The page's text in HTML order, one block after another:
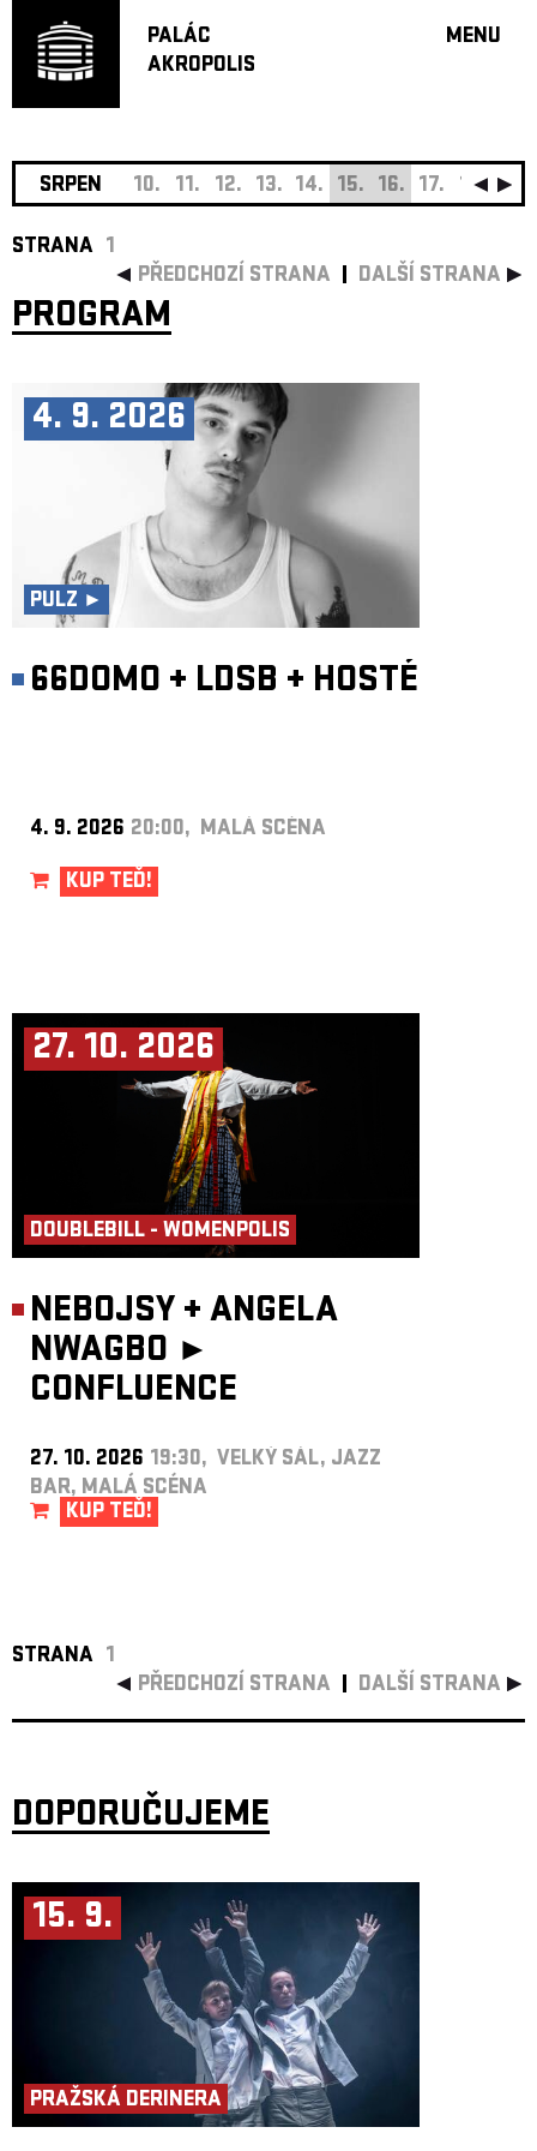
PALÁC
AKROPOLIS
MENU
JAZZ
HUDBA
SRPEN 10. 11. 12. 13. 14. 15. 16. 17. 18. 19.
STRANA 1
PŘEDCHOZÍ STRANA
DALŠÍ STRANA
PROGRAM
4. 9. 2026
PULZ ►
66DOMO + LDSB + HOSTÉ
4. 9. 2026 20:00, MALÁ SCÉNA
KUP TEĎ!
27. 10. 2026
DOUBLEBILL - WOMENPOLIS
NEBOJSY + ANGELA
NWAGBO ►
CONFLUENCE
27. 10. 2026 19:30, VELKÝ SÁL, JAZZ
BAR, MALÁ SCÉNA
KUP TEĎ!
STRANA 1
PŘEDCHOZÍ STRANA
DALŠÍ STRANA
DOPORUČUJEME
15. 9.
PRAŽSKÁ DERINERA